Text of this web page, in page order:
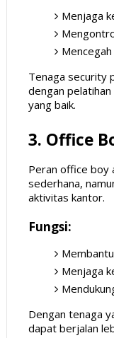
Menjaga
Tenaga security
dengan pelatihan
yang baik.
3. Office
Peran office boy
sederhana,
aktivitas kantor.
Fungsi:
Menjaga
Dengan tenaga
dapat berjalan